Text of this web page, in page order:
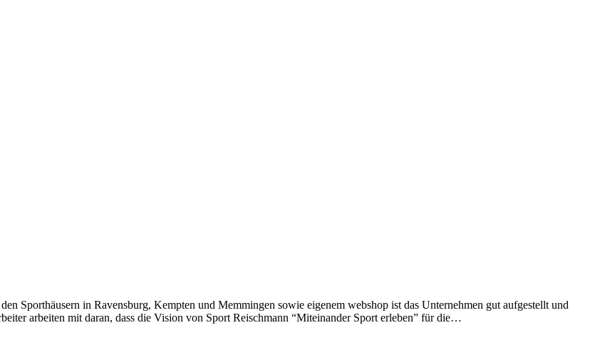
Sport­häu­sern in Ravens­burg, Kemp­ten und Mem­min­gen sowie eige­nem web­shop ist das Unter­neh­men gut auf­ge­stellt und
arbei­ten mit dar­an, dass die Visi­on von Sport Reisch­mann “Mit­ein­an­der Sport erle­ben” für die…